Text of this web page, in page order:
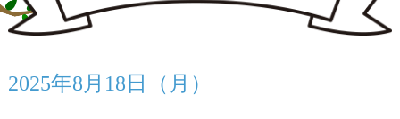
2025年8月18日（月）